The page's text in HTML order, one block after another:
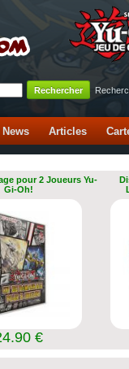
News Articles
pour 2 Joueurs Yu-
Gi-Oh!
€